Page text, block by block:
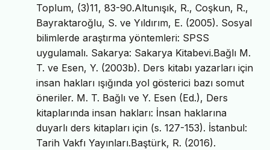
Toplum, (3)11, 83-90.Altunışık, R., Coşkun, R.,
Bayraktaroğlu, S. ve Yıldırım, E. (2005). Sosyal
bilimlerde araştırma yöntemleri: SPSS
uygulamalı. Sakarya: Sakarya Kitabevi.Bağlı M.
T. ve Esen, Y. (2003b). Ders kitabı yazarları için
insan hakları ışığında yol gösterici bazı somut
öneriler. M. T. Bağlı ve Y. Esen (Ed.), Ders
kitaplarında insan hakları: İnsan haklarına
duyarlı ders kitapları için (s. 127-153). İstanbul:
Tarih Vakfı Yayınları.Baştürk, R. (2016).